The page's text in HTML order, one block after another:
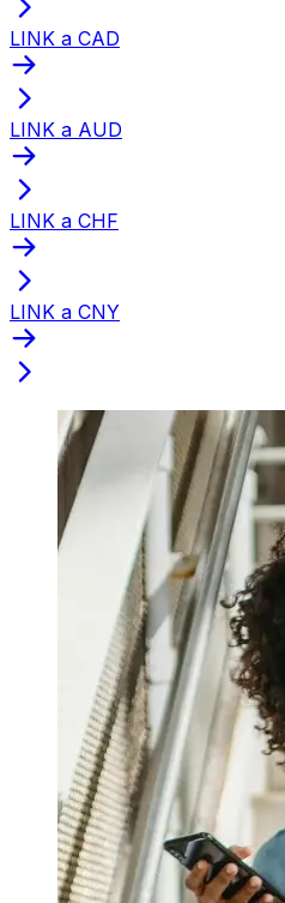
LINK a CAD
LINK a AUD
LINK a CHF
LINK a CNY